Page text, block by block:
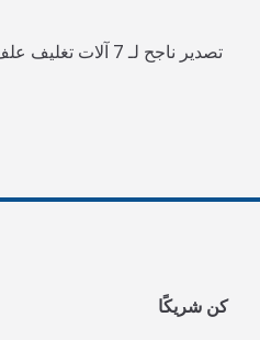
تصدير ناجح لـ 7 آلات تغليف علف التبن إلى جنوب أفريقيا
كن شريكًا